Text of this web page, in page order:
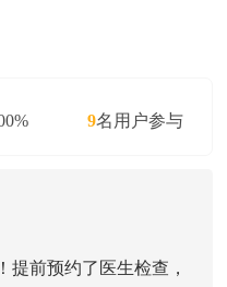
在食用时注意适量，避免
9名用户参与
提前预约了医生检查，